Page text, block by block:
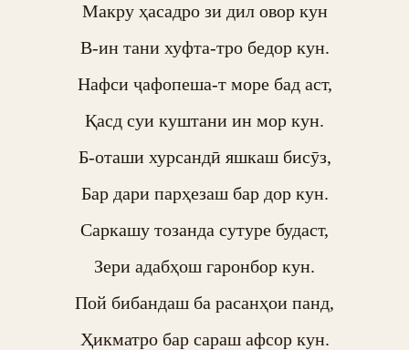
Макру ҳасадро зи дил овор кун
В-ин тани хуфта-тро бедор кун.
Нафси ҷафопеша-т море бад аст,
Қасд суи куштани ин мор кун.
Б-оташи хурсандӣ яшкаш бисӯз,
Бар дари парҳезаш бар дор кун.
Саркашу тозанда сутуре будаст,
Зери адабҳош гаронбор кун.
Пой бибандаш ба расанҳои панд,
Ҳикматро бар сараш афсор кун.